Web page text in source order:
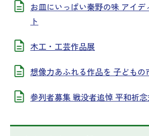
お皿にいっぱい秦野の味 アイデ
ト
木工・工芸作品展
想像力あふれる作品を 子どもの
参列者募集 戦没者追悼 平和祈